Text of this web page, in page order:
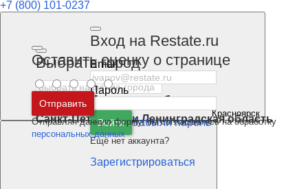
+7 (800) 101-0237
Красноярск
Выбрать город
Москва и
Московская область
Санкт-Петербург иЛенинградская область
Вход на Restate.ru
Email
Пароль
Войти Забыли пароль
Ещё нет аккаунта?
Зарегистрироваться
Оставить оценку о странице
Отправить
Отправляя данную форму, вы соглашаетесь на обработку
персональных данных